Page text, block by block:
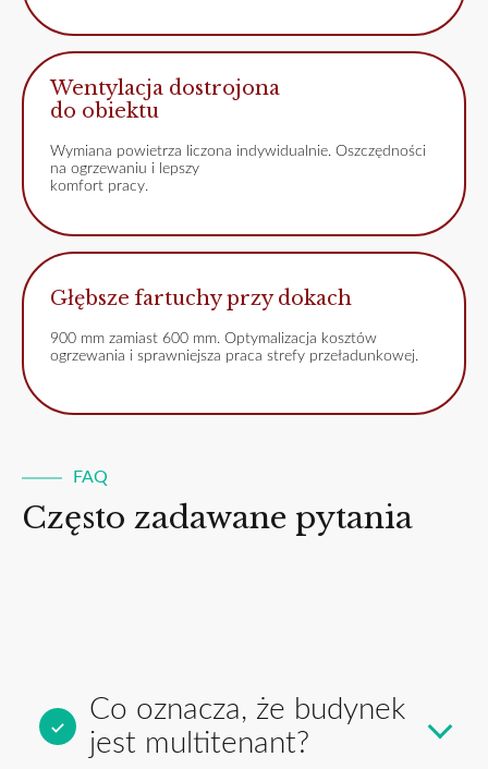
Wentylacja dostrojona
do obiektu
Wymiana powietrza liczona indywidualnie. Oszczędności
na ogrzewaniu i lepszy
komfort pracy.
Głębsze fartuchy przy dokach
900 mm zamiast 600 mm. Optymalizacja kosztów
ogrzewania i sprawniejsza praca strefy przeładunkowej.
FAQ
Często zadawane pytania
Co oznacza, że budynek
jest multitenant?